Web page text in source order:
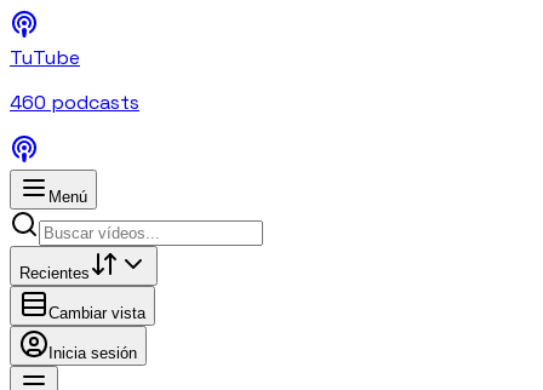
TuTube
460 podcasts
Menú
Recientes
Cambiar vista
Inicia sesión